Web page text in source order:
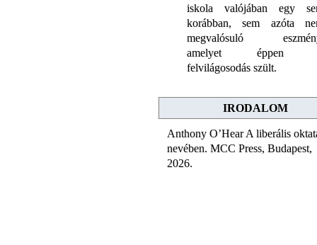
iskola valójában egy
korábban, sem azóta
megvalósuló
amelyet éppen
felvilágosodás szült.
IRODALOM
Anthony O’Hear A liberális
nevében. MCC Press, Budapest,
2026.